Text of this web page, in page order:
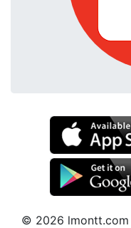
© 2026 lmontt.com